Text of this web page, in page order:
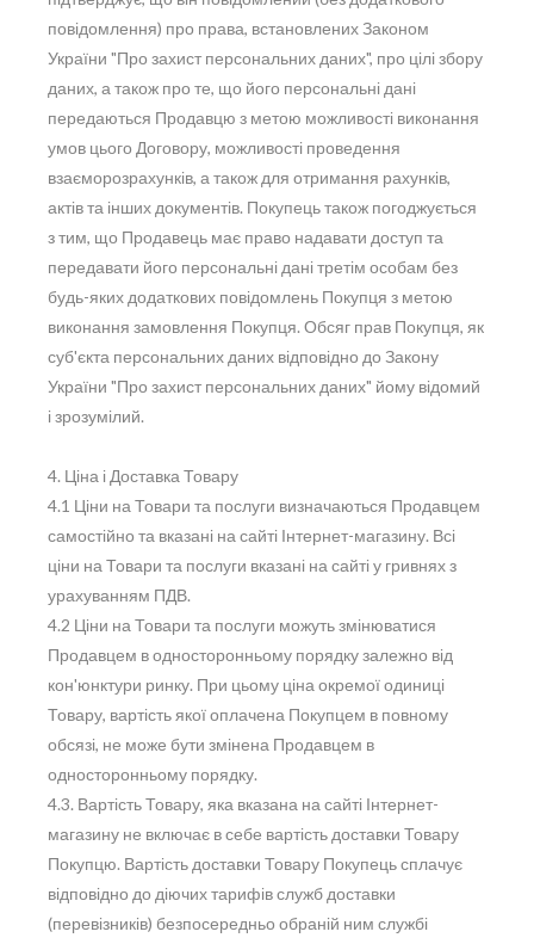
повідомлення) про права, встановлених Законом
України "Про захист персональних даних", про цілі збору
даних, а також про те, що його персональні дані
передаються Продавцю з метою можливості виконання
умов цього Договору, можливості проведення
взаєморозрахунків, а також для отримання рахунків,
актів та інших документів. Покупець також погоджується
з тим, що Продавець має право надавати доступ та
передавати його персональні дані третім особам без
будь-яких додаткових повідомлень Покупця з метою
виконання замовлення Покупця. Обсяг прав Покупця, як
суб'єкта персональних даних відповідно до Закону
України "Про захист персональних даних" йому відомий
і зрозумілий.
4. Ціна і Доставка Товару
4.1 Ціни на Товари та послуги визначаються Продавцем
самостійно та вказані на сайті Інтернет-магазину. Всі
ціни на Товари та послуги вказані на сайті у гривнях з
урахуванням ПДВ.
4.2 Ціни на Товари та послуги можуть змінюватися
Продавцем в односторонньому порядку залежно від
кон'юнктури ринку. При цьому ціна окремої одиниці
Товару, вартість якої оплачена Покупцем в повному
обсязі, не може бути змінена Продавцем в
односторонньому порядку.
4.3. Вартість Товару, яка вказана на сайті Інтернет-
магазину не включає в себе вартість доставки Товару
Покупцю. Вартість доставки Товару Покупець сплачує
відповідно до діючих тарифів служб доставки
(перевізників) безпосередньо обраній ним службі